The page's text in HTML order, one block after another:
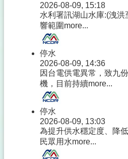
2026-08-09, 15:18
水利署訊湖山水庫:(洩
響範圍 more...
停水
2026-08-09, 14:36
因台電供電異常，致九
機，目前持續more...
停水
2026-08-09, 13:03
為提升供水穩定度、降
民眾用水more...